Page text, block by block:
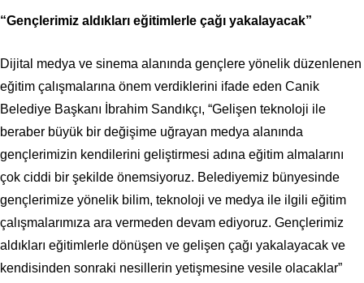
“Gençlerimiz aldıkları eğitimlerle çağı yakalayacak”
Dijital medya ve sinema alanında gençlere yönelik düzenlenen
eğitim çalışmalarına önem verdiklerini ifade eden Canik
Belediye Başkanı İbrahim Sandıkçı, “Gelişen teknoloji ile
beraber büyük bir değişime uğrayan medya alanında
gençlerimizin kendilerini geliştirmesi adına eğitim almalarını
çok ciddi bir şekilde önemsiyoruz. Belediyemiz bünyesinde
gençlerimize yönelik bilim, teknoloji ve medya ile ilgili eğitim
çalışmalarımıza ara vermeden devam ediyoruz. Gençlerimiz
aldıkları eğitimlerle dönüşen ve gelişen çağı yakalayacak ve
kendisinden sonraki nesillerin yetişmesine vesile olacaklar”